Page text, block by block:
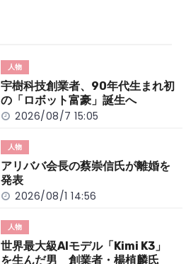
n
k
人物
宇樹科技創業者、90年代生まれ初
の「ロボット富豪」誕生へ
2026/08/7 15:05
人物
アリババ会長の蔡崇信氏が離婚を
発表
2026/08/1 14:56
人物
世界最大級AIモデル「Kimi K3」
を生んだ男 創業者・楊植麟氏